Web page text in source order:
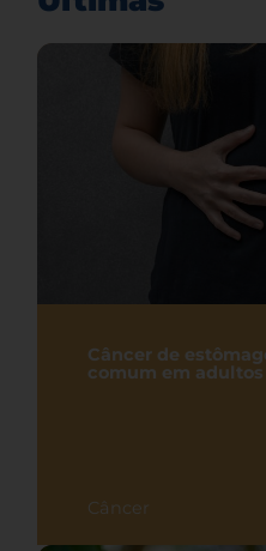
Câncer de
comum em adultos
Câncer